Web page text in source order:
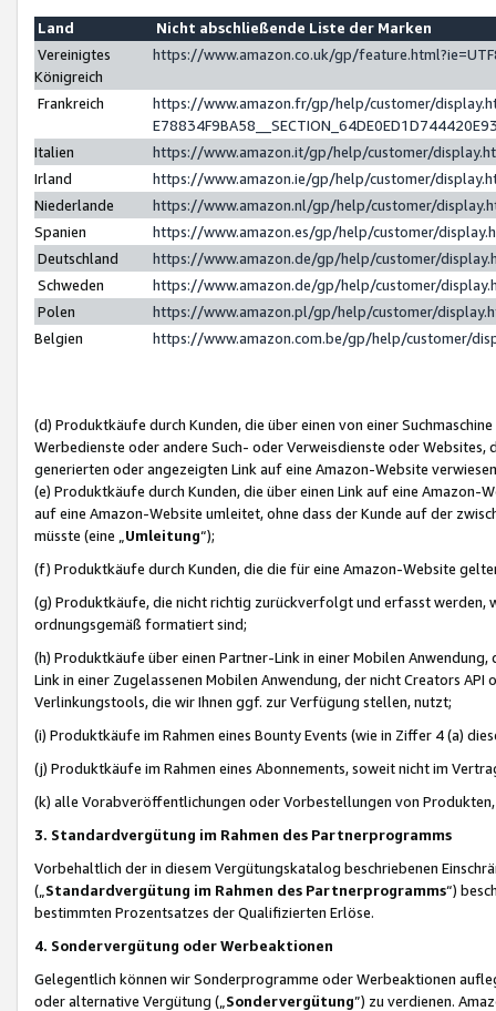
Land
Nicht abschließende Liste der Marken
Vereinigtes
Königreich
https://www.amazon.co.uk/gp/
Frankreich
https://www.amazon.fr/gp/help/customer/
Italien
https://www.amazon.it/gp/help/customer/
Irland
https://www.amazon.ie/gp/help/customer/
Niederlande
https://www.amazon.nl/gp/help/customer/
Spanien
https://www.amazon.es/gp/help/customer/
Deutschland
https://www.amazon.de/gp/help/customer/
Schweden
https://www.amazon.de/gp/help/customer/
Polen
https://www.amazon.pl/gp/help/customer/
Belgien
https://www.amazon.com.be/gp/help/customer/
(d) Produktkäufe durch Kunden, die über einen von einer
Werbedienste oder andere Such- oder Verweisdienste oder Websites,
generierten oder angezeigten Link auf eine Amazon-Website
(e) Produktkäufe durch Kunden, die über einen Link auf eine
auf eine Amazon-Website umleitet, ohne dass der Kunde auf der
müsste (eine „ Umleitung“);
(f) Produktkäufe durch Kunden, die die für eine Amazon-Website
(g) Produktkäufe, die nicht richtig zurückverfolgt und erfasst werden,
ordnungsgemäß formatiert sind;
(h) Produktkäufe über einen Partner-Link in einer Mobilen
Link in einer Zugelassenen Mobilen Anwendung, der nicht Creators
Verlinkungstools, die wir Ihnen ggf. zur Verfügung stellen, nutzt;
(i) Produktkäufe im Rahmen eines Bounty Events (wie in Ziffer 4 (a)
(j) Produktkäufe im Rahmen eines Abonnements, soweit nicht im
(k) alle Vorabveröffentlichungen oder Vorbestellungen von
3. Standardvergütung im Rahmen des Partnerprogramms
Vorbehaltlich der in diesem Vergütungskatalog beschriebenen
(„ Standardvergütung im Rahmen des Partnerprogramms“)
bestimmten Prozentsatzes der Qualifizierten Erlöse.
4. Sondervergütung oder Werbeaktionen
Gelegentlich können wir Sonderprogramme oder Werbeaktionen
oder alternative Vergütung („ Sondervergütung”) zu verdienen.